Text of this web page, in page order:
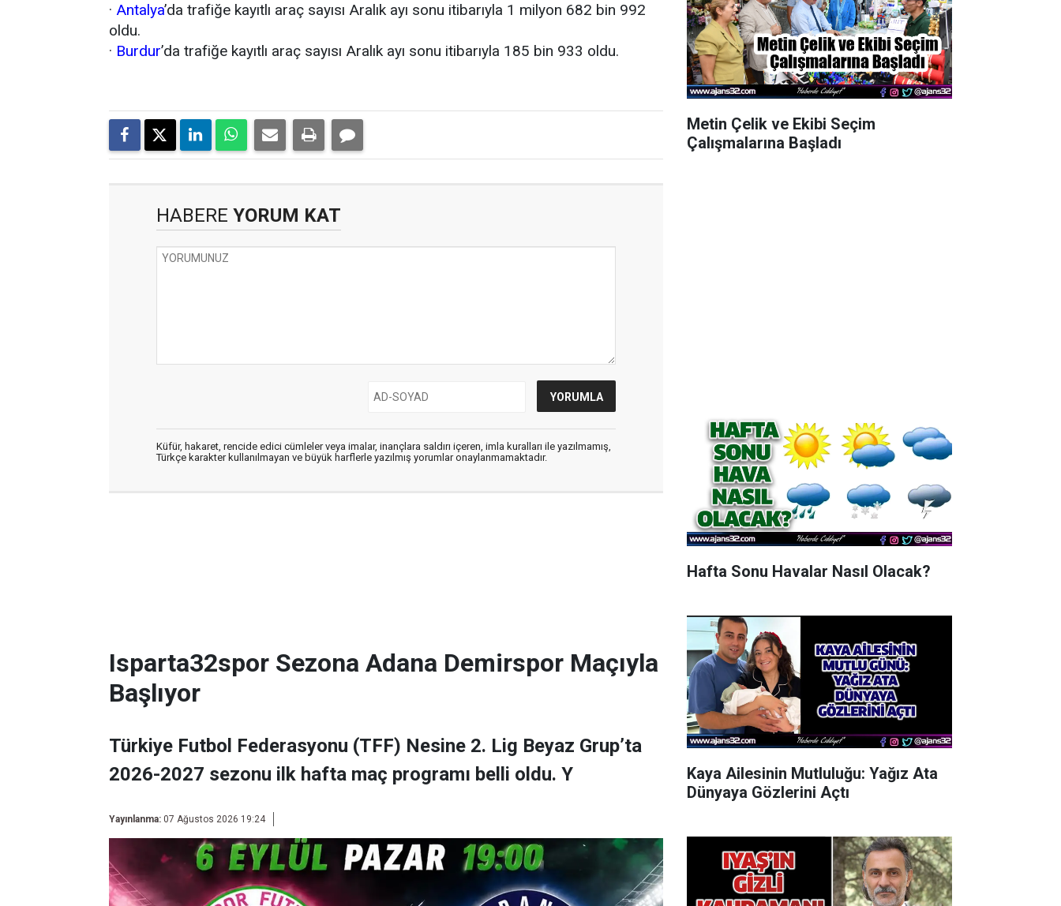
· Antalya’da trafiğe kayıtlı araç sayısı Aralık ayı sonu itibarıyla 1 milyon 682 bin 992
oldu.
· Burdur’da trafiğe kayıtlı araç sayısı Aralık ayı sonu itibarıyla 185 bin 933 oldu.
HABERE YORUM KAT
Küfür, hakaret, rencide edici cümleler veya imalar, inançlara saldırı içeren, imla kuralları ile yazılmamış,
Türkçe karakter kullanılmayan ve büyük harflerle yazılmış yorumlar onaylanmamaktadır.
Isparta32spor Sezona Adana Demirspor Maçıyla
Başlıyor
Türkiye Futbol Federasyonu (TFF) Nesine 2. Lig Beyaz Grup’ta
2026-2027 sezonu ilk hafta maç programı belli oldu. Y
Yayınlanma: 07 Ağustos 2026 19:24
Metin Çelik ve Ekibi Seçim
Çalışmalarına Başladı
Hafta Sonu Havalar Nasıl Olacak?
Kaya Ailesinin Mutluluğu: Yağız Ata
Dünyaya Gözlerini Açtı